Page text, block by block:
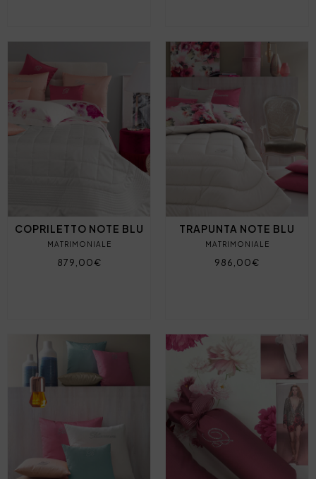
COPRILETTO NOTE BLU
MATRIMONIALE
879,00€
TRAPUNTA NOTE BLU
MATRIMONIALE
986,00€